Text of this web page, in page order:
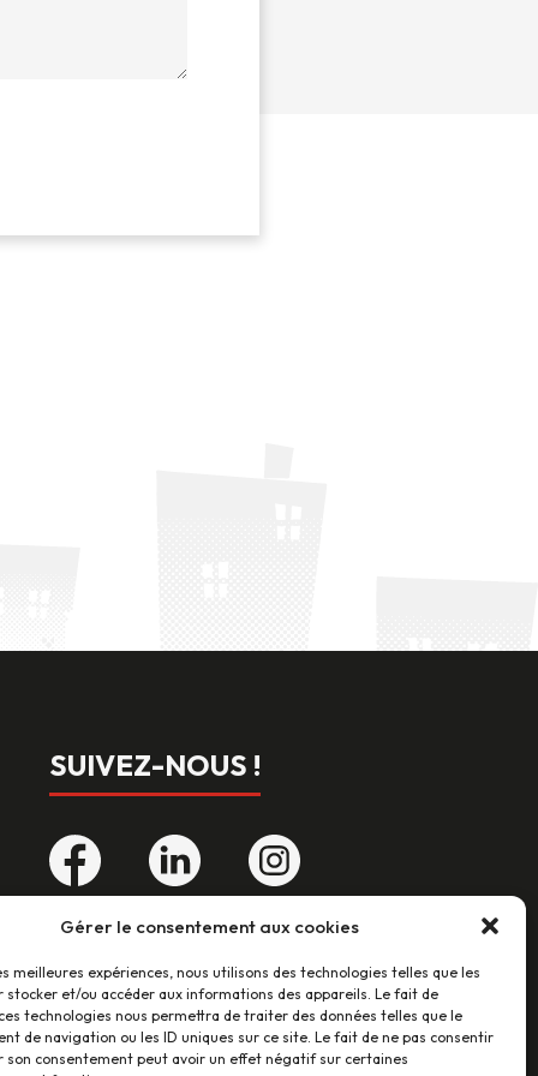
Gérer le consentement aux cookies
meilleures expériences, nous utilisons des technologies telles que les
stocker et/ou accéder aux informations des appareils. Le fait de
technologies nous permettra de traiter des données telles que le
de navigation ou les ID uniques sur ce site. Le fait de ne pas consentir
son consentement peut avoir un effet négatif sur certaines
SUIVEZ-NOUS !
46 avis